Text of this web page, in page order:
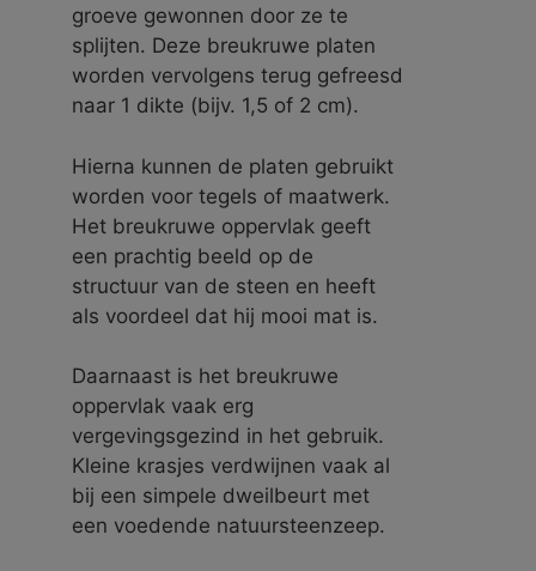
groeve gewonnen door ze te
splijten. Deze breukruwe platen
worden vervolgens terug gefreesd
naar 1 dikte (bijv. 1,5 of 2 cm).
Hierna kunnen de platen gebruikt
worden voor tegels of maatwerk.
Het breukruwe oppervlak geeft
een prachtig beeld op de
structuur van de steen en heeft
als voordeel dat hij mooi mat is.
Daarnaast is het breukruwe
oppervlak vaak erg
vergevingsgezind in het gebruik.
Kleine krasjes verdwijnen vaak al
bij een simpele dweilbeurt met
een voedende natuursteenzeep.